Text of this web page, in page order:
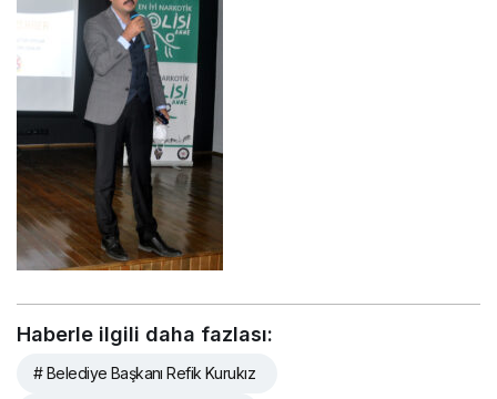
Haberle ilgili daha fazlası:
# Belediye Başkanı Refik Kurukız